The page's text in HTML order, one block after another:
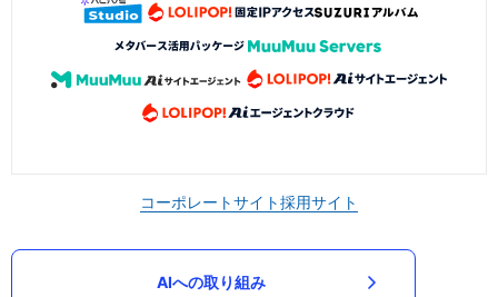
コーポレートサイト採用サイト
AIへの取り組み